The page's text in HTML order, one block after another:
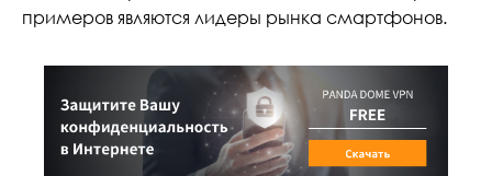
примеров являются лидеры рынка смартфонов.